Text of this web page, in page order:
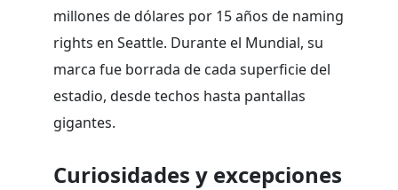
millones de dólares por 15 años de naming
rights en Seattle. Durante el Mundial, su
marca fue borrada de cada superficie del
estadio, desde techos hasta pantallas
gigantes.
Curiosidades y excepciones